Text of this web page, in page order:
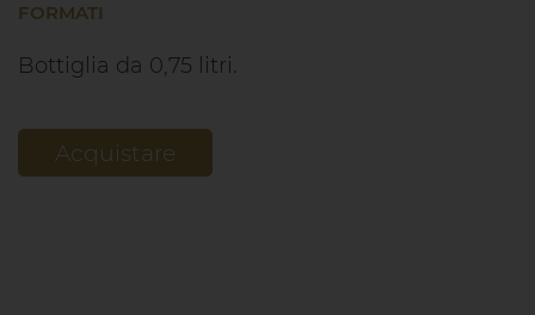
FORMATI
Bottiglia da 0,75 litri.
Acquistare